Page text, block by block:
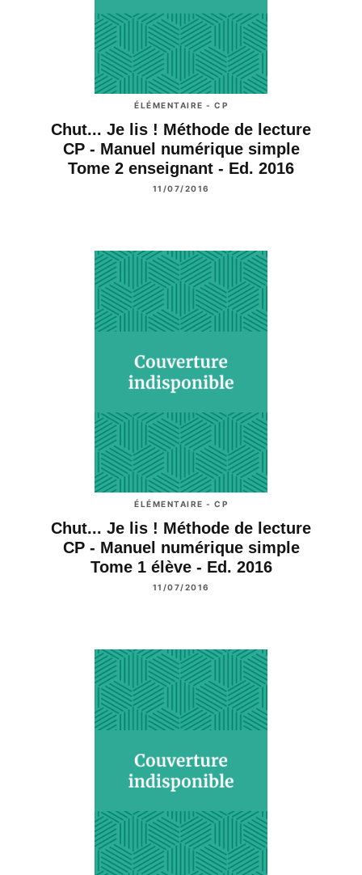
ÉLÉMENTAIRE - CP
Chut... Je lis ! Méthode de lecture
CP - Manuel numérique simple
Tome 2 enseignant - Ed. 2016
11/07/2016
ÉLÉMENTAIRE - CP
Chut... Je lis ! Méthode de lecture
CP - Manuel numérique simple
Tome 1 élève - Ed. 2016
11/07/2016